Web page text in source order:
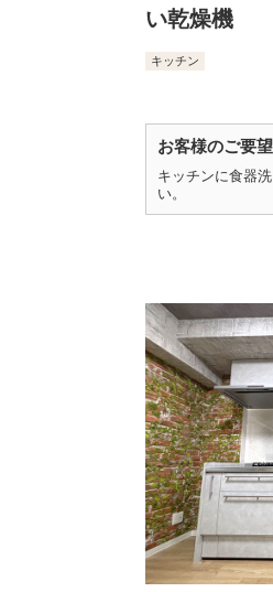
い乾燥機
キッチン
お客様のご要望
キッチンに食器
い。